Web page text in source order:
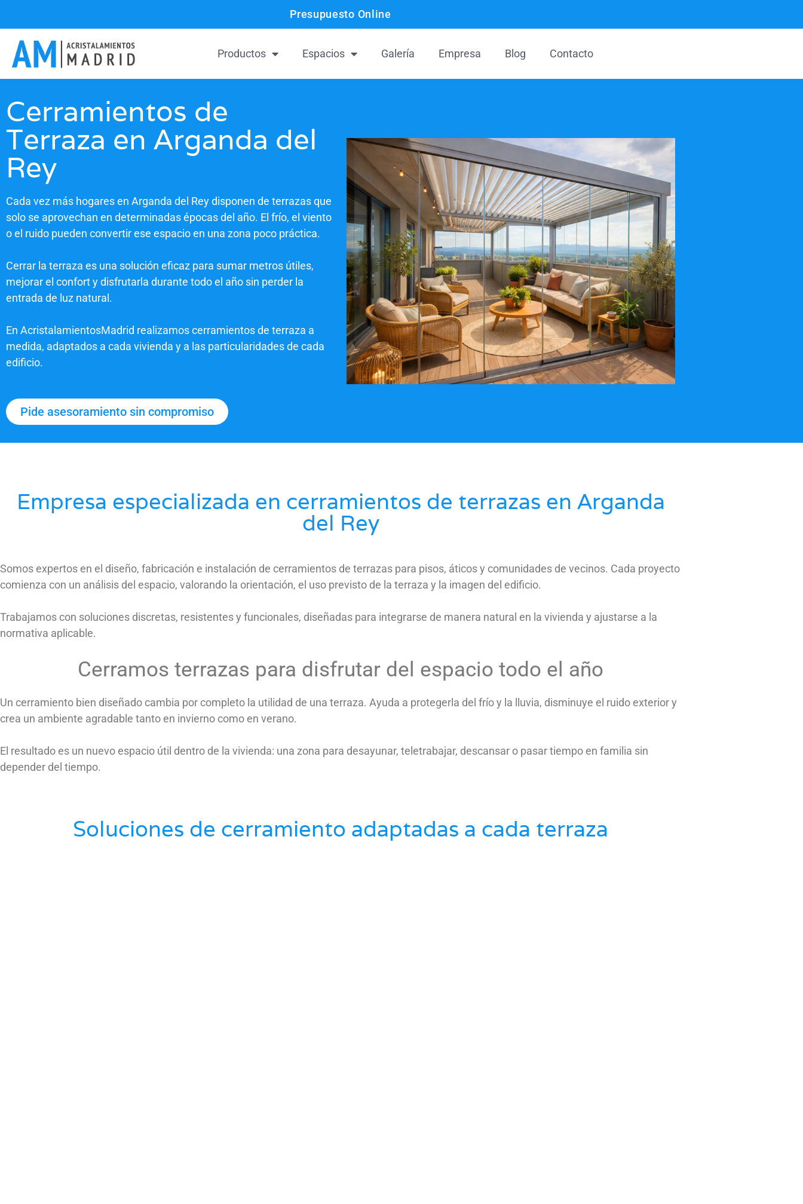
Presupuesto Online
Productos Espacios Galería Empresa Blog Contacto
Cerramientos de
Terraza en Arganda del
Rey
Cada vez más hogares en Arganda del Rey disponen de terrazas que
solo se aprovechan en determinadas épocas del año. El frío, el viento
o el ruido pueden convertir ese espacio en una zona poco práctica.
Cerrar la terraza es una solución eficaz para sumar metros útiles,
mejorar el confort y disfrutarla durante todo el año sin perder la
entrada de luz natural.
En AcristalamientosMadrid realizamos cerramientos de terraza a
medida, adaptados a cada vivienda y a las particularidades de cada
edificio.
Pide asesoramiento sin compromiso
Empresa especializada en cerramientos de terrazas en Arganda
del Rey
Somos expertos en el diseño, fabricación e instalación de cerramientos de terrazas para pisos, áticos y comunidades de vecinos. Cada proyecto
comienza con un análisis del espacio, valorando la orientación, el uso previsto de la terraza y la imagen del edificio.
Trabajamos con soluciones discretas, resistentes y funcionales, diseñadas para integrarse de manera natural en la vivienda y ajustarse a la
normativa aplicable.
Cerramos terrazas para disfrutar del espacio todo el año
Un cerramiento bien diseñado cambia por completo la utilidad de una terraza. Ayuda a protegerla del frío y la lluvia, disminuye el ruido exterior y
crea un ambiente agradable tanto en invierno como en verano.
El resultado es un nuevo espacio útil dentro de la vivienda: una zona para desayunar, teletrabajar, descansar o pasar tiempo en familia sin
depender del tiempo.
Soluciones de cerramiento adaptadas a cada terraza